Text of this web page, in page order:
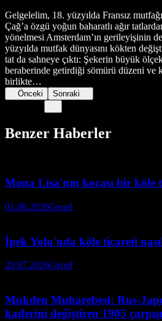
Gelgelelim, 18. yüzyılda Fransız
Çağ’a özgü yoğun baharatlı ağır
yönelmesi Amsterdam’ın gerileyişinin
yüzyılda mutfak dünyasını kökten
tat da sahneye çıktı: Şekerin büyük
beraberinde getirdiği sömürü düzeni ve
birlikte…
Önceki Sonraki
Benzer Haberler
Mona Lisa'nın kocası bir köle
01.08.2026Genel
İpek Yolu'nda köle ticareti
29.07.2026Genel
Mukden Muharebesi: Rus-
kaderini değiştiren 1905